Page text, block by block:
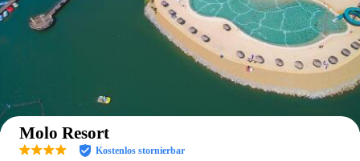
Auf der Karte anzeigen
Molo Resort
Kostenlos stornierbar